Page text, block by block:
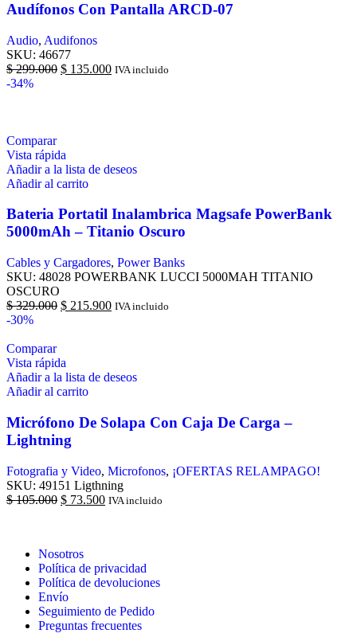
Audífonos Con Pantalla ARCD-07
Audio, Audifonos
SKU: 46677
$299.000 $ 135.000 IVA incluido
-34%
Comparar
Vista rápida
Añadir a la lista de deseos
Añadir al carrito
Bateria Portatil Inalambrica Magsafe PowerBank
5000mAh – Titanio Oscuro
Cables y Cargadores, Power Banks
SKU: 48028 POWERBANK LUCCI 5000MAH TITANIO
OSCURO
$329.000 $ 215.900 IVA incluido
-30%
Comparar
Vista rápida
Añadir a la lista de deseos
Añadir al carrito
Micrófono De Solapa Con Caja De Carga –
Lightning
Fotografia y Video, Microfonos, ¡OFERTAS RELAMPAGO!
SKU: 49151 Ligthning
$105.000 $ 73.500 IVA incluido
Nosotros
Política de privacidad
Política de devoluciones
Envío
Seguimiento de Pedido
Preguntas frecuentes